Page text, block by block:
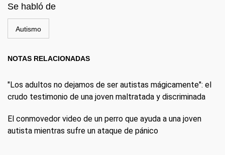
Se habló de
Autismo
NOTAS RELACIONADAS
"Los adultos no dejamos de ser autistas mágicamente": el
crudo testimonio de una joven maltratada y discriminada
El conmovedor video de un perro que ayuda a una joven
autista mientras sufre un ataque de pánico